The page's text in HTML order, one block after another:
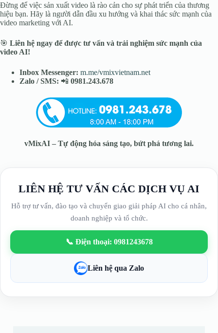
Đừng để việc sản xuất video là rào cản cho sự phát triển của thương
hiệu bạn. Hãy là người dẫn đầu xu hướng và khai thác sức mạnh của
video marketing với AI.
️️🎯 Liên hệ ngay để được tư vấn và trải nghiệm sức mạnh của
video AI!
Inbox Messenger: m.me/vmixvietnam.net
Zalo / SMS: 📲 0981.243.678
vMixAI – Tự động hóa sáng tạo, bứt phá tương lai.
LIÊN HỆ TƯ VẤN CÁC DỊCH VỤ AI
Hỗ trợ tư vấn, đào tạo và chuyển giao giải pháp AI cho cá nhân,
doanh nghiệp và tổ chức.
📞 Điện thoại: 0981243678
Liên hệ qua Zalo